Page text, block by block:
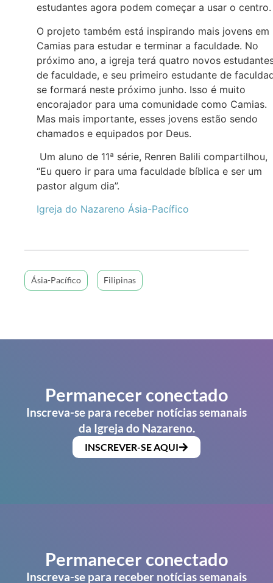
estudantes agora podem começar a usar o centro.
O projeto também está inspirando mais jovens em
Camias para estudar e terminar a faculdade. No
próximo ano, a igreja terá quatro novos
de faculdade, e seu primeiro estudante de
se formará neste próximo junho. Isso é muito
encorajador para uma comunidade como Camias.
Mas mais importante, esses jovens estão sendo
chamados e equipados por Deus.
Um aluno de 11ª série, Renren Balili compartilhou,
“Eu quero ir para uma faculdade bíblica e ser um
pastor algum dia”.
Igreja do Nazareno Ásia-Pacífico
Ásia-Pacífico Filipinas
Permanecer conectado
Inscreva-se para receber notícias semanais
da Igreja do Nazareno.
INSCREVER-SE AQUI
Permanecer conectado
Inscreva-se para receber notícias semanais